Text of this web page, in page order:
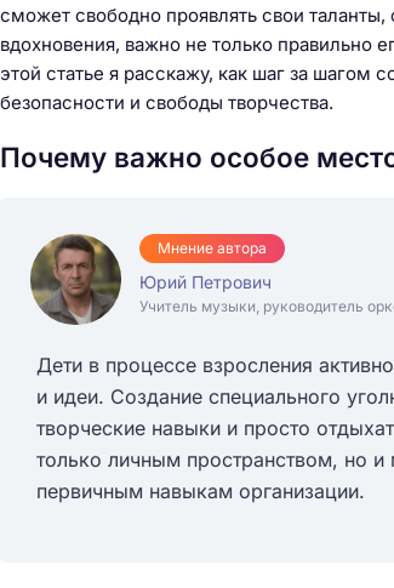
сможет свободно проявлять свои
вдохновения, важно не только правильно
этой статье я расскажу, как шаг за шагом
безопасности и свободы творчества.
Почему важно особое
Мнение автора
Юрий Петрович
Учитель музыки, руководитель
Дети в процессе взросления
и идеи. Создание специального
творческие навыки и просто
только личным пространством, но и
первичным навыкам организации.